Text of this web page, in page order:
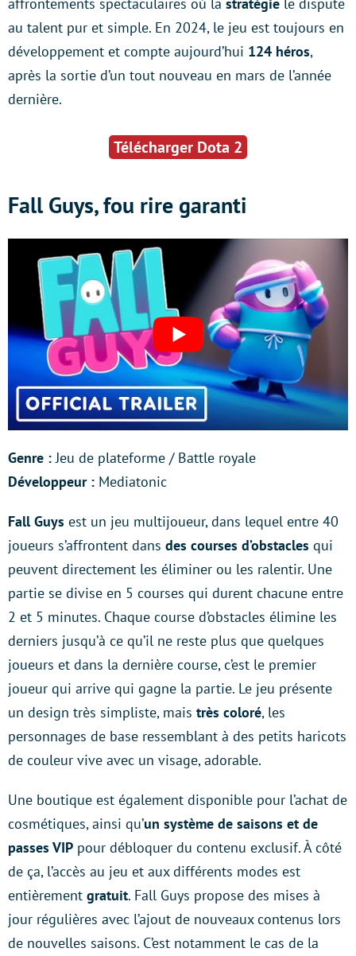
au talent pur et simple. En 2024, le jeu est toujours en
développement et compte aujourd’hui 124 héros,
après la sortie d’un tout nouveau en mars de l’année
dernière.
Télécharger Dota 2
Fall Guys, fou rire garanti
Genre :Jeu de plateforme / Battle royale
Développeur : Mediatonic
Fall Guys est un jeu multijoueur, dans lequel entre 40
joueurs s’affrontent dans des courses d’obstacles qui
peuvent directement les éliminer ou les ralentir. Une
partie se divise en 5 courses qui durent chacune entre
2 et 5 minutes. Chaque course d’obstacles élimine les
derniers jusqu’à ce qu’il ne reste plus que quelques
joueurs et dans la dernière course, c’est le premier
joueur qui arrive qui gagne la partie. Le jeu présente
un design très simpliste, mais très coloré, les
personnages de base ressemblant à des petits haricots
de couleur vive avec un visage, adorable.
Une boutique est également disponible pour l’achat de
cosmétiques, ainsi qu’un système de saisons et de
passes VIP pour débloquer du contenu exclusif. À côté
de ça, l’accès au jeu et aux différents modes est
entièrement gratuit. Fall Guys propose des mises à
jour régulières avec l’ajout de nouveaux contenus lors
de nouvelles saisons. C’est notamment le cas de la